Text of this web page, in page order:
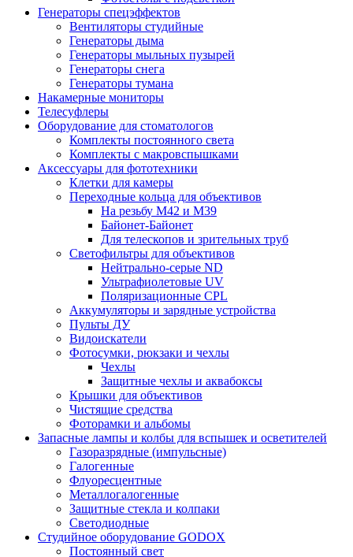
Генераторы спецэффектов
Вентиляторы студийные
Генераторы дыма
Генераторы мыльных пузырей
Генераторы снега
Генераторы тумана
Накамерные мониторы
Телесуфлеры
Оборудование для стоматологов
Комплекты постоянного света
Комплекты с макровспышками
Аксессуары для фототехники
Клетки для камеры
Переходные кольца для объективов
На резьбу М42 и М39
Байонет-Байонет
Для телескопов и зрительных труб
Светофильтры для объективов
Нейтрально-серые ND
Ультрафиолетовые UV
Поляризационные CPL
Аккумуляторы и зарядные устройства
Пульты ДУ
Видоискатели
Фотосумки, рюкзаки и чехлы
Чехлы
Защитные чехлы и аквабоксы
Крышки для объективов
Чистящие средства
Фоторамки и альбомы
Запасные лампы и колбы для вспышек и осветителей
Газоразрядные (импульсные)
Галогенные
Флуоресцентные
Металлогалогенные
Защитные стекла и колпаки
Светодиодные
Студийное оборудование GODOX
Постоянный свет